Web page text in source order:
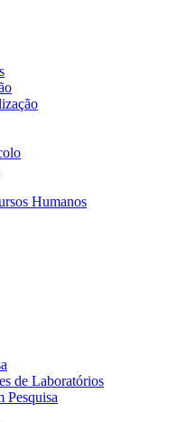
Humanos
de Laboratórios
Pesquisa